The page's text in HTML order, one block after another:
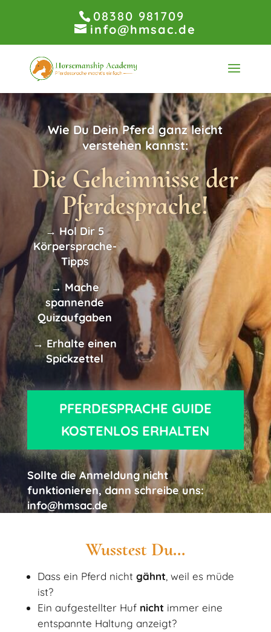
08380 981709
info@hmsac.de
Wie Du Dein Pferd ganz leicht
verstehen kannst:
Die Geheimnisse der
Pferdesprache!
→ Hol Dir 5
Körpersprache-
Tipps
→ Mache
spannende
Quizaufgaben
→ Erhalte einen
Spickzettel
PFERDESPRACHE GUIDE
KOSTENLOS ERHALTEN
Sollte die Anmeldung nicht
funktionieren, dann schreibe uns:
info@hmsac.de
Wusstest Du…
Dass ein Pferd nicht gähnt , weil es müde
ist?
Ein aufgestellter Hufnicht immer eine
entspannte Haltung anzeigt?